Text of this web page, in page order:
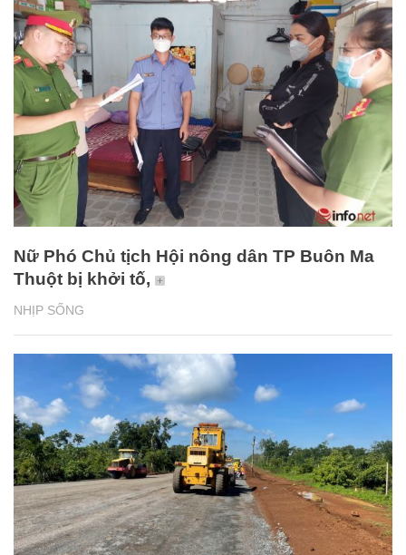
NHỊP SỐNG
Nữ Phó Chủ tịch Hội nông dân TP Buôn Ma
Thuột bị khởi tố,